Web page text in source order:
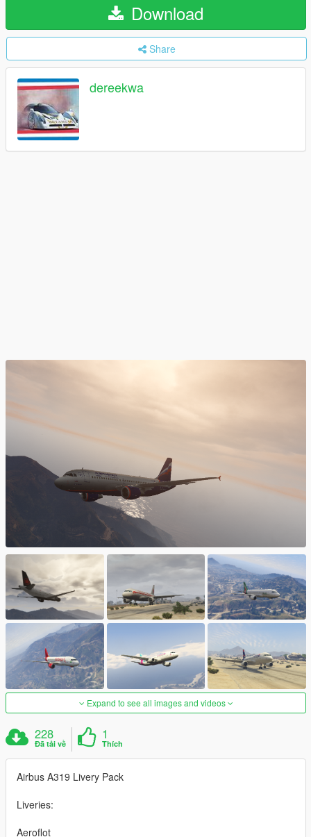
Download
Share
dereekwa
Expand to see all images and videos
228
Đã tải về
1
Thích
Airbus A319 Livery Pack
Liveries:
Aeroflot